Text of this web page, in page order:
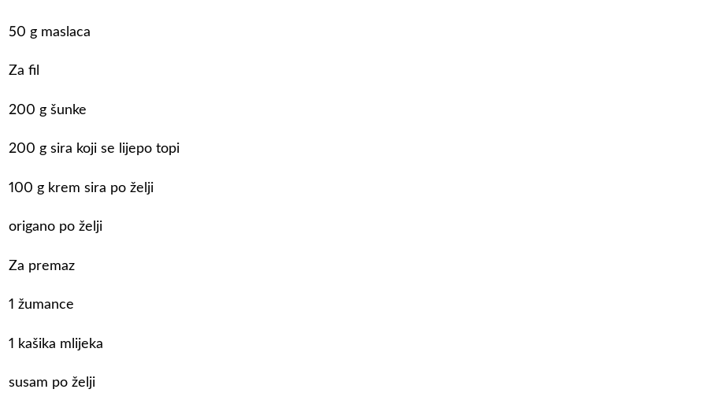
50 g maslaca
Za fil
200 g šunke
200 g sira koji se lijepo topi
100 g krem sira po želji
origano po želji
Za premaz
1 žumance
1 kašika mlijeka
susam po želji